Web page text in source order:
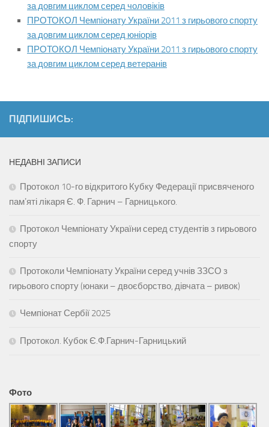
за довгим циклом серед чоловіків
ПРОТОКОЛ Чемпіонату України 2011 з гирьового спорту
за довгим циклом серед юніорів
ПРОТОКОЛ Чемпіонату України 2011 з гирьового спорту
за довгим циклом серед ветеранів
ПІДПИШИСЬ:
НЕДАВНІ ЗАПИСИ
Протокол 10-го відкритого Кубку Федерації присвяченого
памʼяті лікаря Є. Ф. Гарнич – Гарницького.
Протокол Чемпіонату України серед студентів з гирьового
спорту
Протоколи Чемпіонату України серед учнів ЗЗСО з
гирьового спорту (юнаки – двоєборство, дівчата – ривок)
Чемпіонат Сербії 2025
Протокол. Кубок Є.Ф.Гарнич-Гарницький
Фото